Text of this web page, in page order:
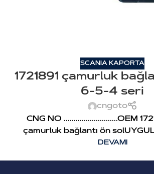
SCANIA KAPORTA
1721891 çamurluk
6-5-4 seri
cngoto
CNG NO ...........................OEM
çamurluk bağlantı ön
DEVAMI